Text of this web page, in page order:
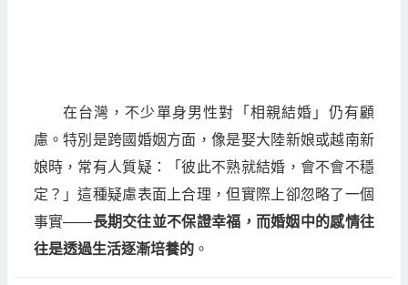
在台灣，不少單身男性對「相親結婚」仍有顧
慮。特別是跨國婚姻方面，像是娶大陸新娘或越南新
娘時，常有人質疑：「彼此不熟就結婚，會不會不穩
定？」這種疑慮表面上合理，但實際上卻忽略了一個
事實——長期交往並不保證幸福，而婚姻中的感情往
往是透過生活逐漸培養的。